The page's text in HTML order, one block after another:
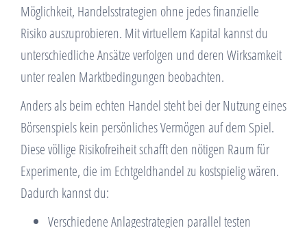
Möglichkeit, Handelsstrategien ohne jedes finanzielle
Risiko auszuprobieren. Mit virtuellem Kapital kannst du
unterschiedliche Ansätze verfolgen und deren Wirksamkeit
unter realen Marktbedingungen beobachten.
Anders als beim echten Handel steht bei der Nutzung eines
Börsenspiels kein persönliches Vermögen auf dem Spiel.
Diese völlige Risikofreiheit schafft den nötigen Raum für
Experimente, die im Echtgeldhandel zu kostspielig wären.
Dadurch kannst du:
Verschiedene Anlagestrategien parallel testen